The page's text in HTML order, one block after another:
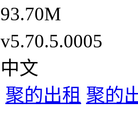
93.70M
v5.70.5.0005
中文
聚的出租 聚的